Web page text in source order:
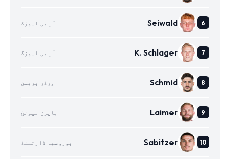
Seiwald آر بی لیپزگ
K. Schlager آر بی لیپزگ
Schmid ورڈر بریمن
Laimer بایرن میونخ
Sabitzer بوروسیا ڈارٹمنڈ